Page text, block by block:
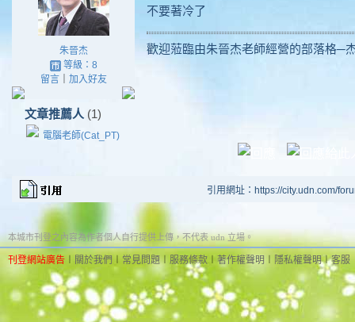
朱晉杰
等級：8
留言｜ 加入好友
文章推薦人 (1)
電腦老師(Cat_PT)
不要著冷了
歡迎蒞臨由朱晉杰老師經營的部落格─
引用網址：https://city.udn.com/
本城市刊登之內容為作者個人自行提供上傳，不代表 udn 立場。
刊登網站廣告 關於我們 常見問題︱ 服務條款 著作權聲明 隱私權聲明︱客服